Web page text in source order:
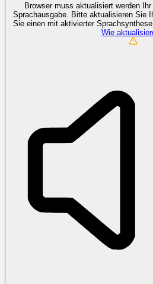
Browser muss aktualisiert werden
Sprachausgabe. Bitte aktualisieren Sie
Sie einen mit aktivierter
Wie